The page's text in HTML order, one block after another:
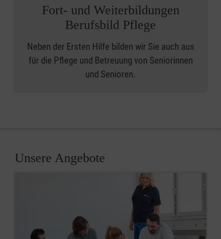
Fort- und Weiterbildungen
Berufsbild Pflege
Neben der Ersten Hilfe bilden wir Sie auch aus
für die Pflege und Betreuung von Seniorinnen
und Senioren.
Unsere Angebote